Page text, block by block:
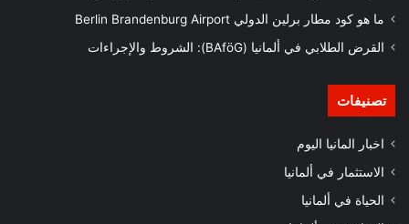
ما هو كود مطار برلين الدولي Berlin Brandenburg Airport
القرض الطلابي في ألمانيا (BAföG): الشروط والإجراءات
تصنيفات
اخبار المانيا اليوم
الاستثمار في ألمانيا
الحياة في ألمانيا